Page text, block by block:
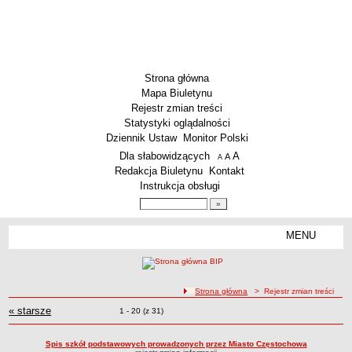
Strona główna
Mapa Biuletynu
Rejestr zmian treści
Statystyki oglądalności
Dziennik Ustaw
Monitor Polski
Menu dodatkowe
Dla słabowidzących A pomniejsz czcionkę
A standardowy rozmiar czcionki
A
Redakcja Biuletynu
Kontakt
Instrukcja obsługi
MENU
Zespoły Szkół
ścieżka nawigacji
Strona główna > Rejestr zmian treści
Rejestr zmian treści
« starsze Zmiany o pozycjach
1 - 20 (z 31)
Spis szkół podstawowych prowadzonych przez Miasto Częstochowa